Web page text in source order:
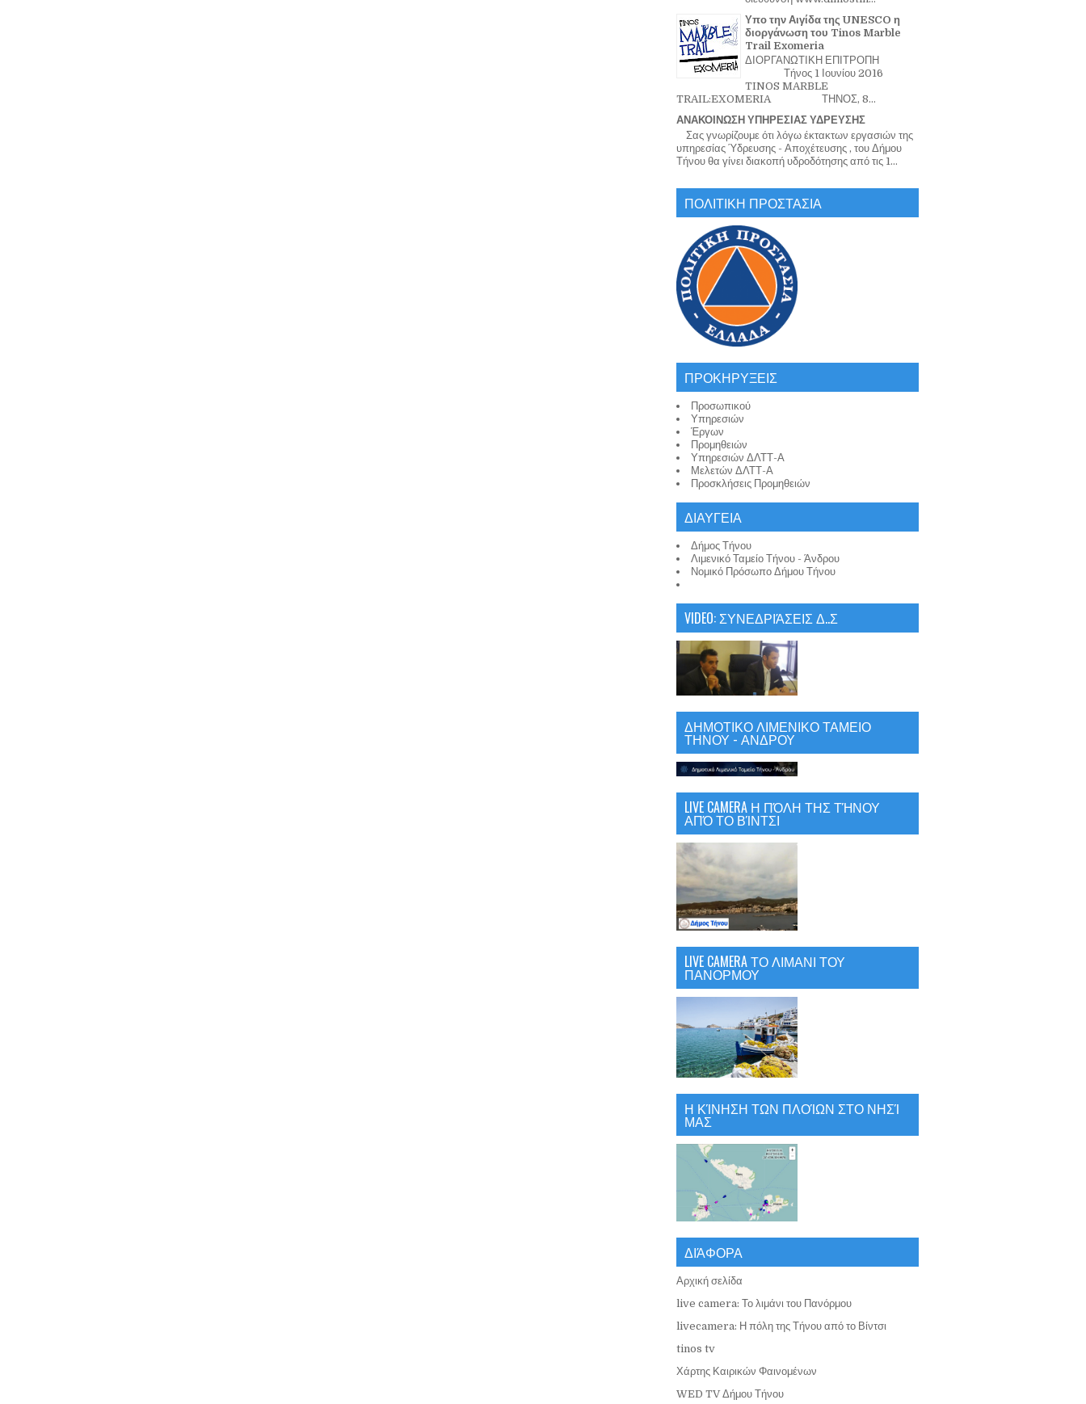
Υπο την Αιγίδα της UNESCO η
διοργάνωση του Tinos Marble
Trail Exomeria
ΔΙΟΡΓΑΝΩΤΙΚΗ ΕΠΙΤΡΟΠΗ
Τήνος 1 Ιουνίου 2016
TINOS MARBLE
TRAIL:EXOMERIA ΤΗΝΟΣ, 8...
ΑΝΑΚΟΙΝΩΣΗ ΥΠΗΡΕΣΙΑΣ ΥΔΡΕΥΣΗΣ
Σας γνωρίζουμε ότι λόγω έκτακτων εργασιών της
υπηρεσίας Ύδρευσης - Αποχέτευσης , του Δήμου
Τήνου θα γίνει διακοπή υδροδότησης από τις 1...
ΠΟΛΙΤΙΚΗ ΠΡΟΣΤΑΣΙΑ
ΠΡΟΚΗΡΥΞΕΙΣ
Προσωπικού
Υπηρεσιών
Έργων
Προμηθειών
Υπηρεσιών ΔΛΤΤ-Α
Μελετών ΔΛΤΤ-Α
Προσκλήσεις Προμηθειών
ΔΙΑΥΓΕΙΑ
Δήμος Τήνου
Λιμενικό Ταμείο Τήνου - Άνδρου
Νομικό Πρόσωπο Δήμου Τήνου
VIDEO: ΣΥΝΕΔΡΙΆΣΕΙΣ Δ..Σ
ΔΗΜΟΤΙΚΟ ΛΙΜΕΝΙΚΟ ΤΑΜΕΙΟ
ΤΗΝΟΥ - ΑΝΔΡΟΥ
LIVE CAMERA Η ΠΌΛΗ ΤΗΣ ΤΉΝΟΥ
ΑΠΌ ΤΟ ΒΊΝΤΣΙ
LIVE CAMERA ΤΟ ΛΙΜΑΝΙ ΤΟΥ
ΠΑΝΟΡΜΟΥ
Η ΚΊΝΗΣΗ ΤΩΝ ΠΛΟΊΩΝ ΣΤΟ ΝΗΣΊ
ΜΑΣ
ΔΙΆΦΟΡΑ
Αρχική σελίδα
live camera: Το λιμάνι του Πανόρμου
livecamera: Η πόλη της Τήνου από το Βίντσι
tinos tv
Χάρτης Καιρικών Φαινομένων
WED TV Δήμου Τήνου